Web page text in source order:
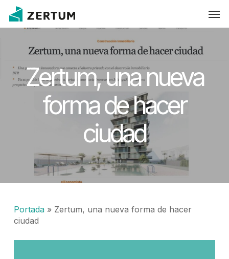
Skip
main
Zertum, una nueva
forma de hacer
ciudad
Portada» Zertum, una nueva forma de hacer
ciudad